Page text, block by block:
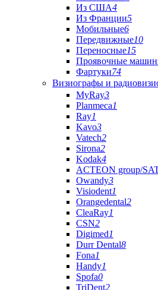
Из США4
Из Франции5
Мобильные6
Передвижные10
Переносные15
Проявочные
Фартуки74
Визиографы и
MyRay3
Planmeca1
Ray1
Kavo3
Vatech2
Sirona2
Kodak4
ACTEON group/
Owandy3
Visiodent1
Orangedental2
CleaRay1
CSN2
Digimed1
Durr Dental8
Fona1
Handy1
Spofa0
TriDent2